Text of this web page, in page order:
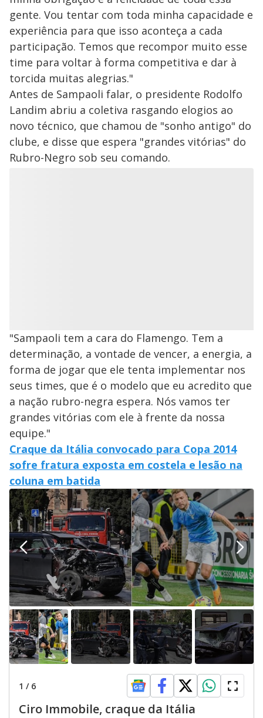
gente. Vou tentar com toda minha capacidade e
experiência para que isso aconteça a cada
participação. Temos que recompor muito esse
time para voltar à forma competitiva e dar à
torcida muitas alegrias."
Antes de Sampaoli falar, o presidente Rodolfo
Landim abriu a coletiva rasgando elogios ao
novo técnico, que chamou de "sonho antigo" do
clube, e disse que espera "grandes vitórias" do
Rubro-Negro sob seu comando.
"Sampaoli tem a cara do Flamengo. Tem a
determinação, a vontade de vencer, a energia, a
forma de jogar que ele tenta implementar nos
seus times, que é o modelo que eu acredito que
a nação rubro-negra espera. Nós vamos ter
grandes vitórias com ele à frente da nossa
equipe."
Craque da Itália convocado para Copa 2014
sofre fratura exposta em costela e lesão na
coluna em batida
1 / 6
Ciro Immobile, craque da Itália